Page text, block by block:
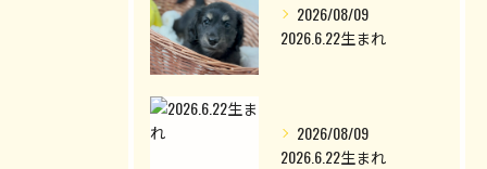
2026/08/09
2026.6.22生まれ
2026/08/09
2026.6.22生まれ